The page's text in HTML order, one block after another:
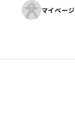
マイページ